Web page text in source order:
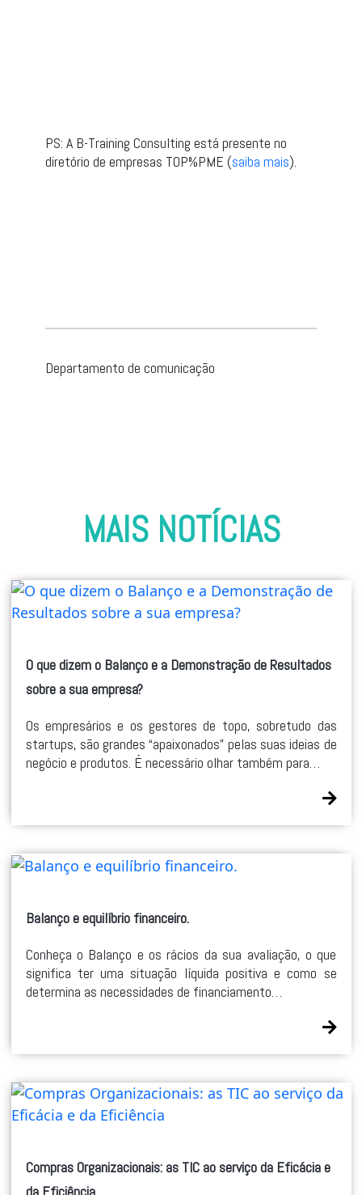
PS: A B-Training Consulting está presente no
diretório de empresas TOP%PME (saiba mais).
Departamento de comunicação
MAIS NOTÍCIAS
O que dizem o Balanço e a Demonstração de Resultados
sobre a sua empresa?
Os empresários e os gestores de topo, sobretudo das
startups, são grandes “apaixonados” pelas suas ideias de
negócio e produtos. É necessário olhar também para…
Balanço e equilíbrio financeiro.
Conheça o Balanço e os rácios da sua avaliação, o que
significa ter uma situação líquida positiva e como se
determina as necessidades de financiamento…
Compras Organizacionais: as TIC ao serviço da Eficácia e
da Eficiência